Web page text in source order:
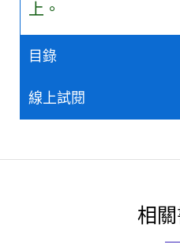
上。
目錄
線上試閱
相